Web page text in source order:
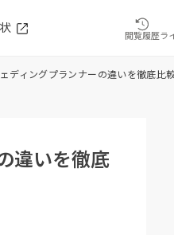
閲覧履歴ラ
ディングプランナーの違いを徹底比
違いを徹底